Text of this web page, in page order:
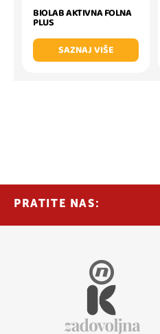
BIOLAB AKTIVNA FOLNA
PLUS
SAZNAJ VIŠE
PRATITE NAS: